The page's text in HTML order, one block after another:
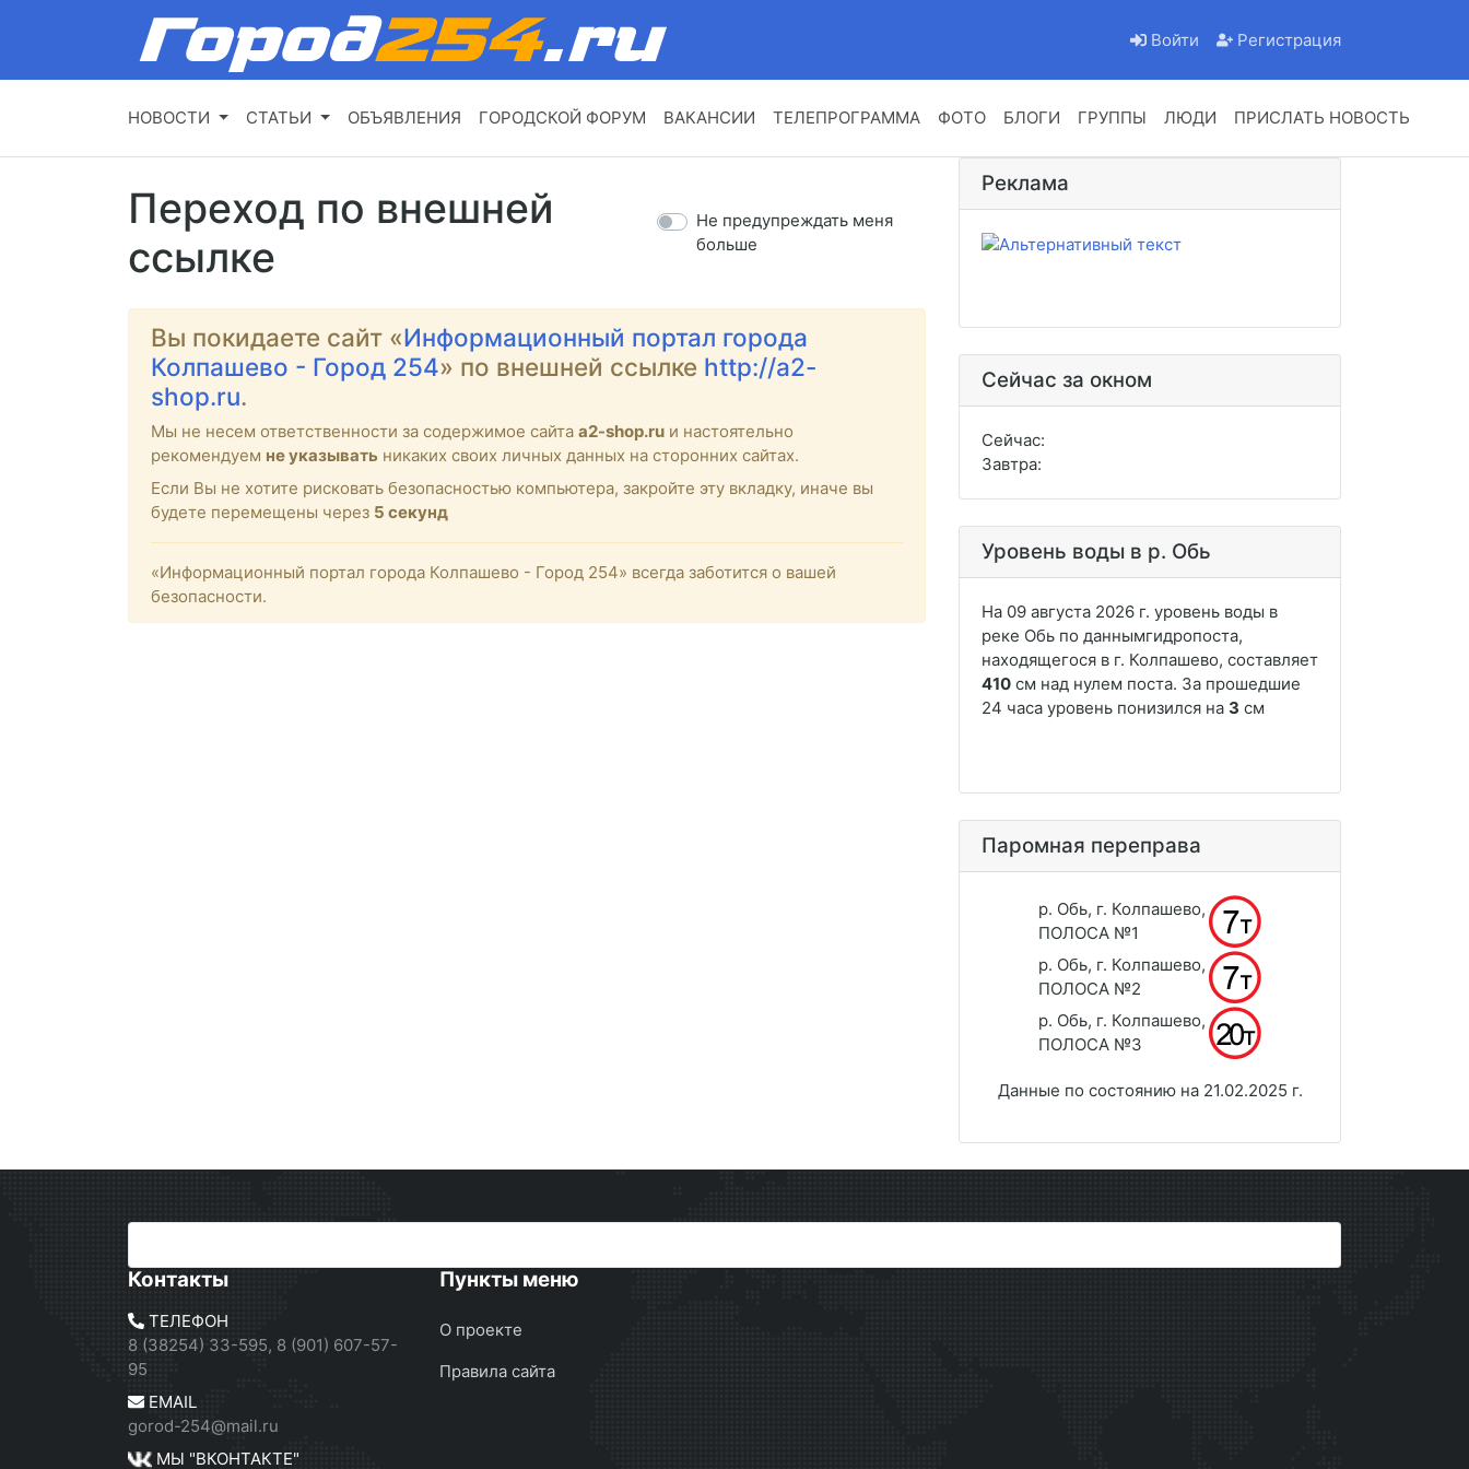
Войти Регистрация
НОВОСТИ СТАТЬИ ОБЪЯВЛЕНИЯ ГОРОДСКОЙ ФОРУМ ВАКАНСИИ ТЕЛЕПРОГРАММА ФОТО БЛОГИ ГРУППЫ ЛЮДИ ПРИСЛАТЬ НОВОСТЬ
Переход по внешней
ссылке
Не предупреждать меня
больше
Вы покидаете сайт «Информационный портал города
Колпашево - Город 254» по внешней ссылке http://a2-
shop.ru.
Мы не несем ответственности за содержимое сайта a2-shop.ru и настоятельно
рекомендуем не указывать никаких своих личных данных на сторонних сайтах.
Если Вы не хотите рисковать безопасностью компьютера, закройте эту вкладку, иначе вы
будете перемещены через 4 секунд
«Информационный портал города Колпашево - Город 254» всегда заботится о вашей
безопасности.
Реклама
Сейчас за окном
Сейчас:
Завтра:
Уровень воды в р. Обь
Паромная переправа
р. Обь, г. Колпашево,
ПОЛОСА №1
р. Обь, г. Колпашево,
ПОЛОСА №2
р. Обь, г. Колпашево,
ПОЛОСА №3
Данные по состоянию на 21.02.2025 г.
Контакты
ТЕЛЕФОН
8 (38254) 33-595, 8 (901) 607-57-
95
EMAIL
gorod-254@mail.ru
МЫ "ВКОНТАКТЕ"
Пункты меню
О проекте
Правила сайта